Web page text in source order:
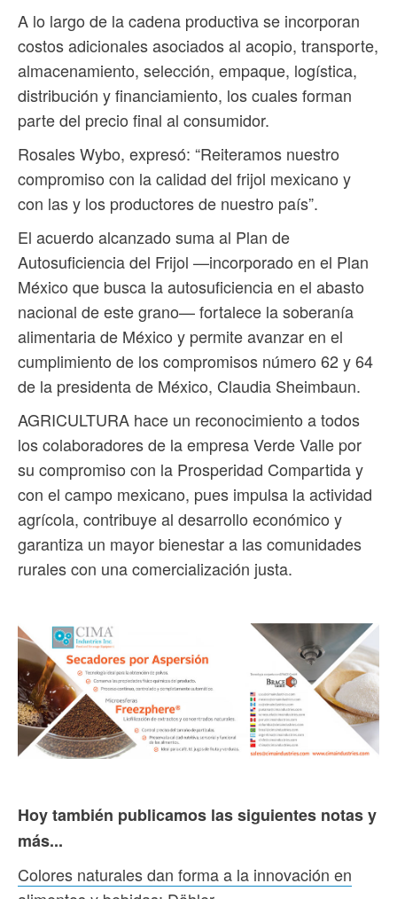
A lo largo de la cadena productiva se incorporan
costos adicionales asociados al acopio, transporte,
almacenamiento, selección, empaque, logística,
distribución y financiamiento, los cuales forman
parte del precio final al consumidor.
Rosales Wybo, expresó: “Reiteramos nuestro
compromiso con la calidad del frijol mexicano y
con las y los productores de nuestro país”.
El acuerdo alcanzado suma al Plan de
Autosuficiencia del Frijol —incorporado en el Plan
México que busca la autosuficiencia en el abasto
nacional de este grano— fortalece la soberanía
alimentaria de México y permite avanzar en el
cumplimiento de los compromisos número 62 y 64
de la presidenta de México, Claudia Sheimbaun.
AGRICULTURA hace un reconocimiento a todos
los colaboradores de la empresa Verde Valle por
su compromiso con la Prosperidad Compartida y
con el campo mexicano, pues impulsa la actividad
agrícola, contribuye al desarrollo económico y
garantiza un mayor bienestar a las comunidades
rurales con una comercialización justa.
Hoy también publicamos las siguientes notas y
más...
Colores naturales dan forma a la innovación en